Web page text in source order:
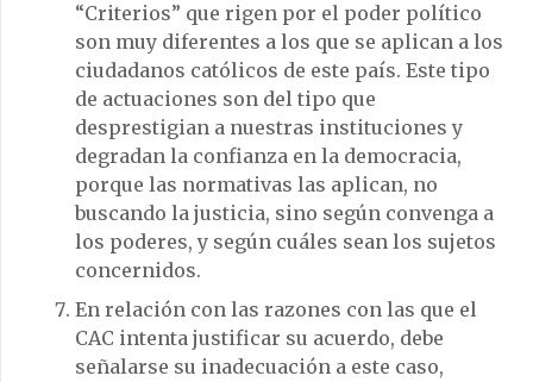
“Criterios” que rigen por el poder político
son muy diferentes a los que se aplican a los
ciudadanos católicos de este país. Este tipo
de actuaciones son del tipo que
desprestigian a nuestras instituciones y
degradan la confianza en la democracia,
porque las normativas las aplican, no
buscando la justicia, sino según convenga a
los poderes, y según cuáles sean los sujetos
concernidos.
En relación con las razones con las que el
CAC intenta justificar su acuerdo, debe
señalarse su inadecuación a este caso,